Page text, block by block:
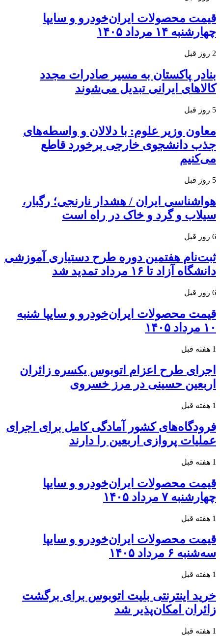
قیمت محصولات ایران‌خودرو و سایپا
چهارشنبه ۱۴ مرداد ۱۴۰۵
2 روز قبل
بنادر پاکستان به مسیر صادرات مجدد
کالاهای ایرانی تبدیل می‌شوند
5 روز قبل
معاون وزیر علوم: با دلالان و واسطه‌های
جذب دانشجوی خارجی برخورد قاطع
می‌کنیم
5 روز قبل
هواشناسی ایران / هشدار نارنجی؛ رگبار،
سیلاب و گرد و خاک در راه است
6 روز قبل
ثبت‌نام هفتمین دوره طرح دستیاری آموزشی
دانشگاه آزاد تا ۱۶ مرداد تمدید شد
6 روز قبل
قیمت محصولات ایران‌خودرو و سایپا شنبه
۱۰ مرداد ۱۴۰۵
1 هفته قبل
اجرای طرح اعزام اتوبوس یکسره زائران
اربعین حسینی در مرز خسروی
1 هفته قبل
فرودگاه‌های کشور آمادگی کامل برای اجرای
عملیات پروازی اربعین را دارند
1 هفته قبل
قیمت محصولات ایران‌خودرو و سایپا
چهارشنبه ۷ مرداد ۱۴۰۵
1 هفته قبل
قیمت محصولات ایران‌خودرو و سایپا
سه‌شنبه ۶ مرداد ۱۴۰۵
1 هفته قبل
خرید اینترنتی بلیت اتوبوس برای برگشت
زائران امکان‌پذیر شد
1 هفته قبل